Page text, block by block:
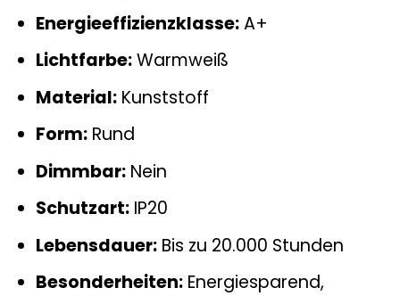
Energieeffizienzklasse:A+
Lichtfarbe:Warmweiß
Material:Kunststoff
Form:Rund
Dimmbar:Nein
Schutzart:IP20
Lebensdauer:Bis zu 20.000 Stunden
Besonderheiten:Energiesparend,